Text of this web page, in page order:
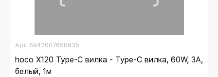
Арт. 6942007658935
hoco X120 Type-C вилка - Type-C вилка, 60W, 3A,
белый, 1м